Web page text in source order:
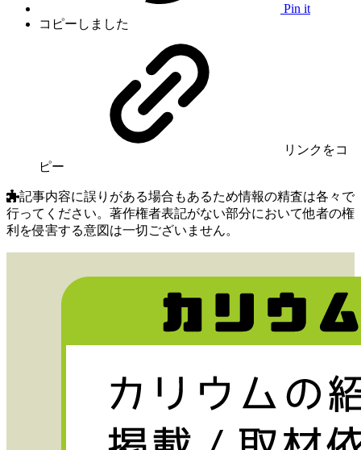
Pin it
コピーしました
リンク をコ
ピー
記事内容に誤りがある場合もあるため情報の精査は各々で
行ってください。著作権者表記がない部分において他者の権
利を侵害する意図は一切ございません。